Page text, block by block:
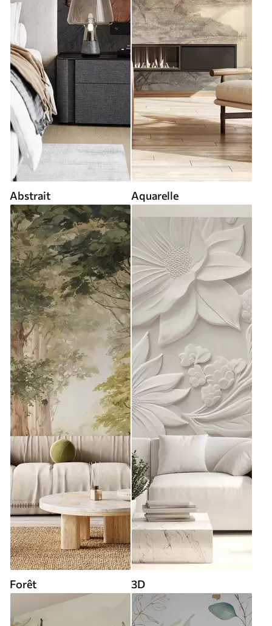
Abstrait Aquarelle
Forêt 3D